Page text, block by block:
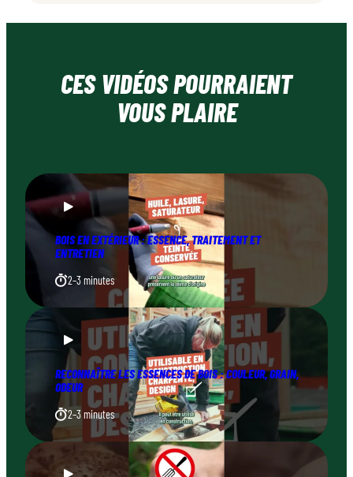
CES VIDÉOS POURRAIENT
VOUS PLAIRE
BOIS EN EXTÉRIEUR : ESSENCE, TRAITEMENT ET
ENTRETIEN
2–3 minutes
RECONNAÎTRE LES ESSENCES DE BOIS : COULEUR, GRAIN,
ODEUR
2–3 minutes